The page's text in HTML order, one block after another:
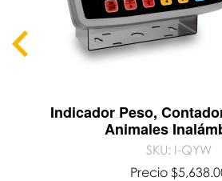
Indicador Peso,
Animales
SKU: I-QYW
Precio $